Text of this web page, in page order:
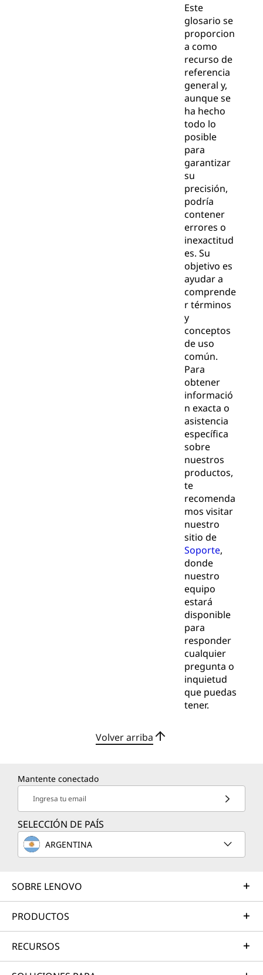
Este
glosario se
proporcion
a como
recurso de
referencia
general y,
aunque se
ha hecho
todo lo
posible
para
garantizar
su
precisión,
podría
contener
errores o
inexactitud
es. Su
objetivo es
ayudar a
comprende
r términos
y
conceptos
de uso
común.
Para
obtener
informació
n exacta o
asistencia
específica
sobre
nuestros
productos,
te
recomenda
mos visitar
nuestro
sitio de
Soporte,
donde
nuestro
equipo
estará
disponible
para
responder
cualquier
pregunta o
inquietud
que puedas
tener.
Volver arriba
Mantente conectado
Ingresa tu email
SELECCIÓN DE PAÍS
ARGENTINA
SOBRE LENOVO
PRODUCTOS
RECURSOS